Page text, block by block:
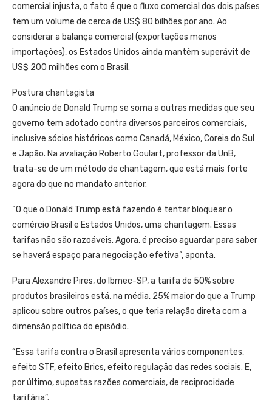
comercial injusta, o fato é que o fluxo comercial dos dois países
tem um volume de cerca de US$ 80 bilhões por ano. Ao
considerar a balança comercial (exportações menos
importações), os Estados Unidos ainda mantêm superávit de
US$ 200 milhões com o Brasil.
Postura chantagista
O anúncio de Donald Trump se soma a outras medidas que seu
governo tem adotado contra diversos parceiros comerciais,
inclusive sócios históricos como Canadá, México, Coreia do Sul
e Japão. Na avaliação Roberto Goulart, professor da UnB,
trata-se de um método de chantagem, que está mais forte
agora do que no mandato anterior.
“O que o Donald Trump está fazendo é tentar bloquear o
comércio Brasil e Estados Unidos, uma chantagem. Essas
tarifas não são razoáveis. Agora, é preciso aguardar para saber
se haverá espaço para negociação efetiva”, aponta.
Para Alexandre Pires, do Ibmec-SP, a tarifa de 50% sobre
produtos brasileiros está, na média, 25% maior do que a Trump
aplicou sobre outros países, o que teria relação direta com a
dimensão política do episódio.
“Essa tarifa contra o Brasil apresenta vários componentes,
efeito STF, efeito Brics, efeito regulação das redes sociais. E,
por último, supostas razões comerciais, de reciprocidade
tarifária”.